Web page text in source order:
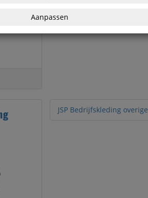
JSP Bedrijfskleding overige
Aanpassen